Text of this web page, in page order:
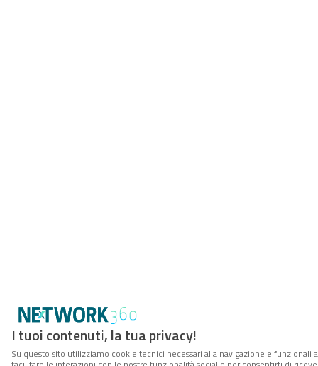
I tuoi contenuti, la tua privacy!
Su questo sito utilizziamo cookie tecnici necessari alla navigazione e